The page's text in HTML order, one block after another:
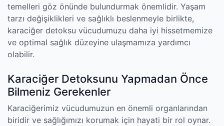
temelleri göz önünde bulundurmak önemlidir. Yaşam
tarzı değişiklikleri ve sağlıklı beslenmeyle birlikte,
karaciğer detoksu vücudumuzu daha iyi hissetmemize
ve optimal sağlık düzeyine ulaşmamıza yardımcı
olabilir.
Karaciğer Detoksunu Yapmadan Önce
Bilmeniz Gerekenler
Karaciğerimiz vücudumuzun en önemli organlarından
biridir ve sağlığımızı korumak için hayati bir rol oynar.